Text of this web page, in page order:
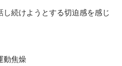
続けようとする切迫感を感じ
動焦燥